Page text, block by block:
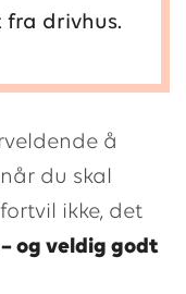
fra drivhus.
å
du skal
ikke, det
og veldig godt